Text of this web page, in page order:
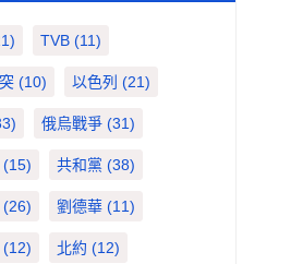
TVB(11)
(10) 以色列 (21)
俄烏戰爭(31)
共和黨(38)
劉德華(11)
北約 (12)